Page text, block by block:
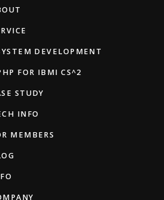
DEVELOPMENT
FOR IBMI CS^2
STUDY
INFO
MEMBERS